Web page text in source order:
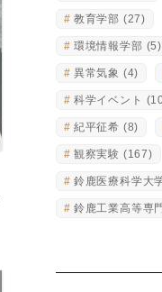
教育学部 (27)
環境情報学部 (5)
異常気象 (4)
科学イベント
紀平征希 (8)
観察実験 (167)
鈴鹿医療科学大
鈴鹿工業高等専